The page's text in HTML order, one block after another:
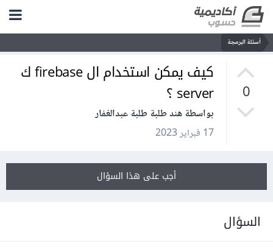
أسئلة البرمجة
0
كيف يمكن استخدام ال firebase ك
server ؟
بواسطة هند طلبة طلبة عبدالغفار
17 فبراير 2023
أجب على هذا السؤال
السؤال